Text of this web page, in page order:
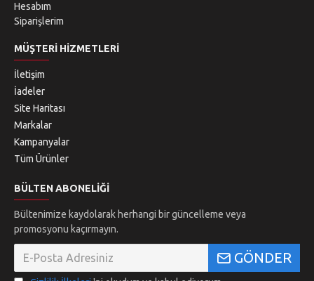
Hesabım
Siparişlerim
MÜŞTERI HIZMETLERI
İletişim
İadeler
Site Haritası
Markalar
Kampanyalar
Tüm Ürünler
BÜLTEN ABONELIĞI
Bültenimize kaydolarak herhangi bir güncelleme veya
promosyonu kaçırmayın.
GÖNDER